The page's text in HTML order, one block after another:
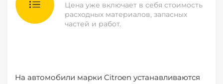
Цена уже включает в себя стоимость
расходных материалов, запасных
частей и работ.
На автомобили марки Citroen устанавливаются